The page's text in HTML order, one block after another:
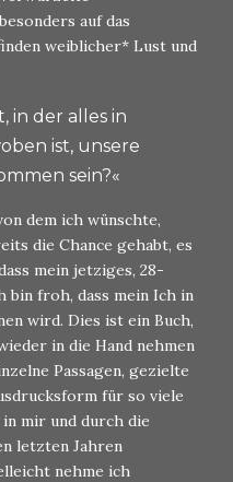
auf das
weiblicher* Lust und
in der alles in
ist, unsere
sein?«
dem ich wünschte,
die Chance gehabt, es
mein jetziges, 28-
bin froh, dass mein Ich in
wird. Dies ist ein Buch,
in die Hand nehmen
Passagen, gezielte
für so viele
mir und durch die
letzten Jahren
nehme ich